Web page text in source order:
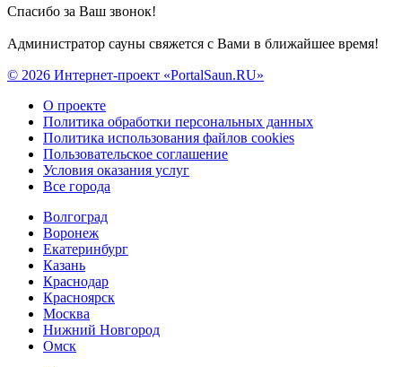
Спасибо за Ваш звонок!
Администратор сауны свяжется с Вами в ближайшее время!
© 2026 Интернет-проект «PortalSaun.RU»
О проекте
Политика обработки персональных данных
Политика использования файлов cookies
Пользовательское соглашение
Условия оказания услуг
Все города
Волгоград
Воронеж
Екатеринбург
Казань
Краснодар
Красноярск
Москва
Нижний Новгород
Омск